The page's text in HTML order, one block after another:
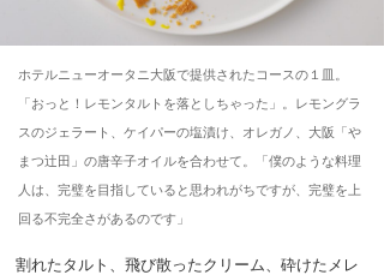
ホテルニューオータニ大阪で提供されたコースの１皿。
「おっと！レモンタルトを落としちゃった」。レモングラ
スのジェラート、ケイパーの塩漬け、オレガノ、大阪「や
まつ辻田」の唐辛子オイルを合わせて。「僕のような料理
人は、完璧を目指していると思われがちですが、完璧を上
回る不完全さがあるのです」
割れたタルト、飛び散ったクリーム、砕けたメレ